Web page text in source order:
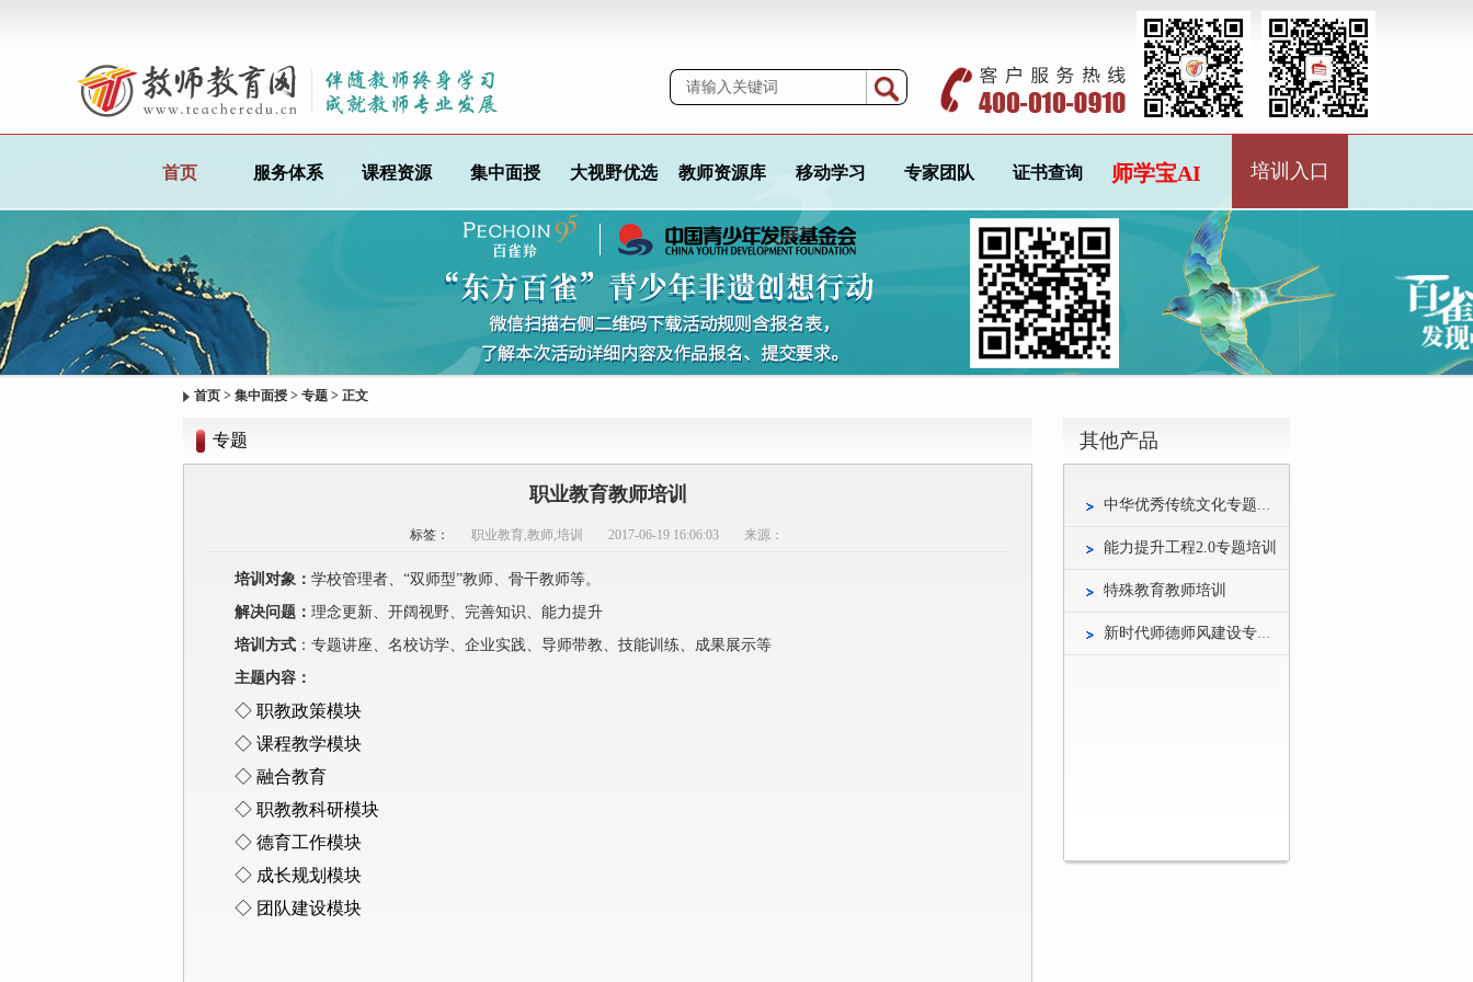
首页 服务体系 课程资源 集中面授 大视野优选 教师资源库 移动学习 专家团队 证书查询 师学宝AI 培训入口
首页 > 集中面授 > 专题 > 正文
专题
职业教育教师培训
标签： 职业教育,教师,培训 2017-06-19 16:06:03 来源：
培训对象： 学校管理者、“双师型”教师、骨干教师等。
解决 问题 ： 理念更新、开阔视野、完善知识、能力提升
培训方式 ：专题讲座、名校访学、企业实践、导师带教、技能训练、成果展示等
主题内容 ：
◇ 职教政策模块
◇ 课程教学模块
◇ 融合教育
◇ 职教教科研模块
◇ 德育工作模块
◇ 成长规划模块
◇ 团队建设模块
其他产品
中华优秀传统文化专题培训
能力提升工程2.0专题培训
特殊教育教师培训
新时代师德师风建设专题培训